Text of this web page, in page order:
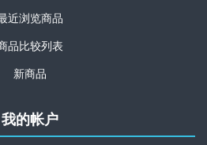
近浏览商品
品比较列表
新商品
我的帐户